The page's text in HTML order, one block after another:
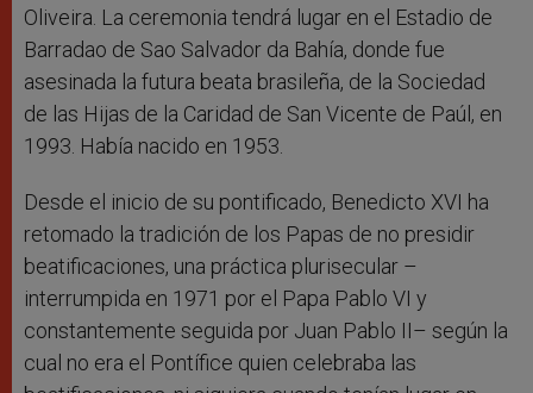
Oliveira. La ceremonia tendrá lugar en el Estadio de
Barradao de Sao Salvador da Bahía, donde fue
asesinada la futura beata brasileña, de la Sociedad
de las Hijas de la Caridad de San Vicente de Paúl, en
1993. Había nacido en 1953.
Desde el inicio de su pontificado, Benedicto XVI ha
retomado la tradición de los Papas de no presidir
beatificaciones, una práctica plurisecular –
interrumpida en 1971 por el Papa Pablo VI y
constantemente seguida por Juan Pablo II– según la
cual no era el Pontífice quien celebraba las